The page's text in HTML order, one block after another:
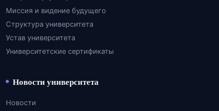
Миссия и видение будущего
Структура университета
Устав университета
Университетские сертификаты
Новости университета
Новости